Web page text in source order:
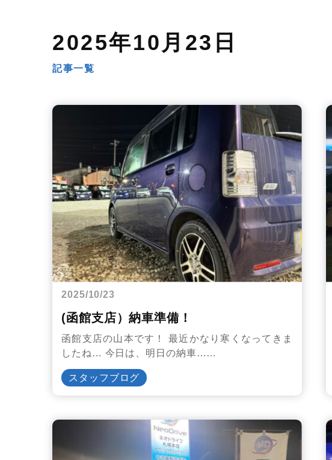
2025年10月23日
記事一覧
2025/10/23
(函館支店）納車準備！
函館支店の山本です！ 最近かなり寒くなってきま
したね… 今日は、明日の納車……
スタッフブログ